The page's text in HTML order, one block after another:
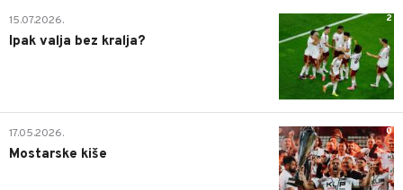
2
15.07.2026.
Ipak valja bez kralja?
0
17.05.2026.
Mostarske kiše